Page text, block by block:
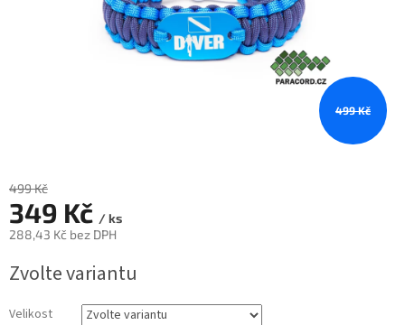
499 Kč
499 Kč
349 Kč / ks
288,43 Kč bez DPH
cena:
Zvolte variantu
Velikost